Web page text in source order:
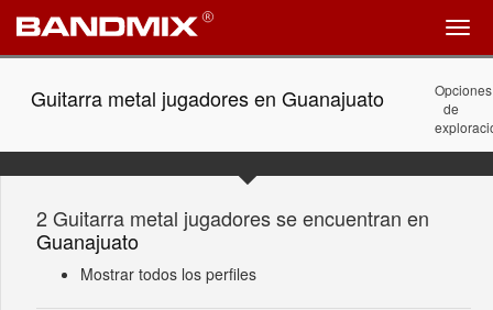
Opciones
de
Guitarra metal jugadores en Guanajuato
2 Guitarra metal jugadores se encuentran en
Guanajuato
Mostrar todos los perfiles